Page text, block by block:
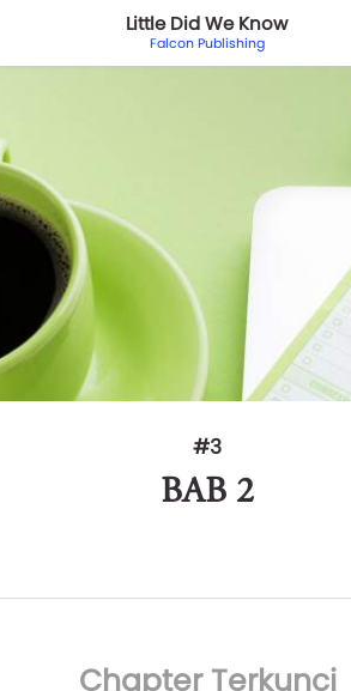
Little Did We Know
Falcon Publishing
#3
BAB 2
Chapter Terkunci